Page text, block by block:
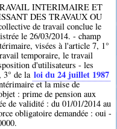
INTERIMAIRE ET
DES TRAVAUX OU
de travail conclue le
le 26/03/2014. - champ
visées à l'article 7, 1°
temporaire, le travail
d'utilisateurs - les
3° de la loi du 24 juillet 1987
et la mise de
: prime de pension aux
de validité : du 01/01/2014 au
obligatoire demandée : oui -